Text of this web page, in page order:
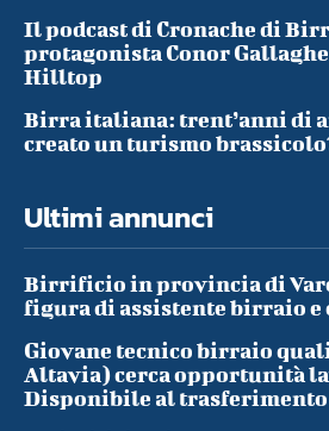
Il podcast di Cronache di
protagonista Conor
Hilltop
Birra italiana: trent’anni di
creato un turismo
Ultimi annunci
Birrificio in provincia di
figura di assistente birraio
Giovane tecnico birraio
Altavia) cerca opportunità
Disponibile al trasferimento